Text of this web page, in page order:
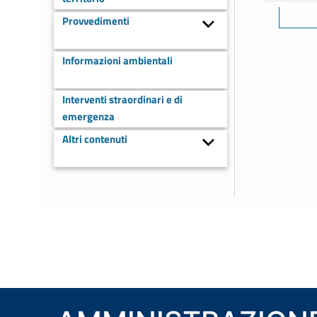
Provvedimenti
Informazioni ambientali
Interventi straordinari e di
emergenza
Altri contenuti